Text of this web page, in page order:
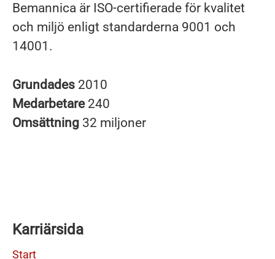
Bemannica är ISO-certifierade för kvalitet
och miljö enligt standarderna 9001 och
14001.
Grundades 2010
Medarbetare 240
Omsättning 32 miljoner
Karriärsida
Start